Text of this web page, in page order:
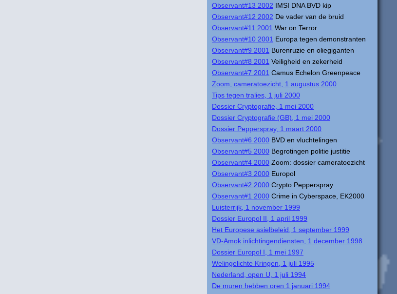
Observant#13 2002 IMSI DNA BVD kip
Observant#12 2002 De vader van de bruid
Observant#11 2001 War on Terror
Observant#10 2001 Europa tegen demonstranten
Observant#9 2001 Burenruzie en oliegiganten
Observant#8 2001 Veiligheid en zekerheid
Observant#7 2001 Camus Echelon Greenpeace
Zoom, cameratoezicht, 1 augustus 2000
Tips tegen tralies, 1 juli 2000
Dossier Cryptografie, 1 mei 2000
Dossier Cryptografie (GB), 1 mei 2000
Dossier Pepperspray, 1 maart 2000
Observant#6 2000 BVD en vluchtelingen
Observant#5 2000 Begrotingen politie justitie
Observant#4 2000 Zoom: dossier cameratoezicht
Observant#3 2000 Europol
Observant#2 2000 Crypto Pepperspray
Observant#1 2000 Crime in Cyberspace, EK2000
Luisterrijk, 1 november 1999
Dossier Europol II, 1 april 1999
Het Europese asielbeleid, 1 september 1999
VD-Amok inlichtingendiensten, 1 december 1998
Dossier Europol I, 1 mei 1997
Welingelichte Kringen, 1 juli 1995
Nederland, open U, 1 juli 1994
De muren hebben oren 1 januari 1994